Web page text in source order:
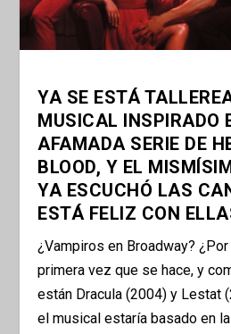
YA SE ESTÁ
MUSICAL INSPIRADO
AFAMADA SERIE DE
BLOOD, Y EL
YA ESCUCHÓ LAS
ESTÁ FELIZ CON
¿Vampiros en Broadway?
primera vez que se hace, y
están Dracula (2004) y Lestat
el musical estaría basado en